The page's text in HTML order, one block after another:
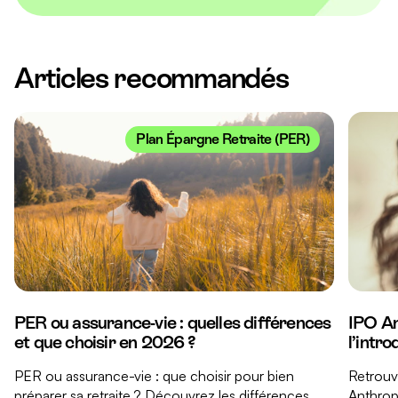
Articles recommandés
Plan Épargne Retraite (PER)
PER ou assurance-vie : quelles différences
et que choisir en 2026 ?
PER ou assurance-vie : que choisir pour bien
IPO